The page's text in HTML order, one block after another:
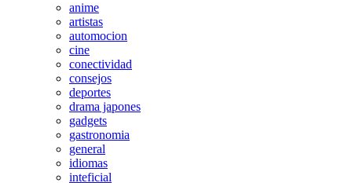
anime
artistas
automocion
cine
conectividad
consejos
deportes
drama japones
gadgets
gastronomia
general
idiomas
inteficial